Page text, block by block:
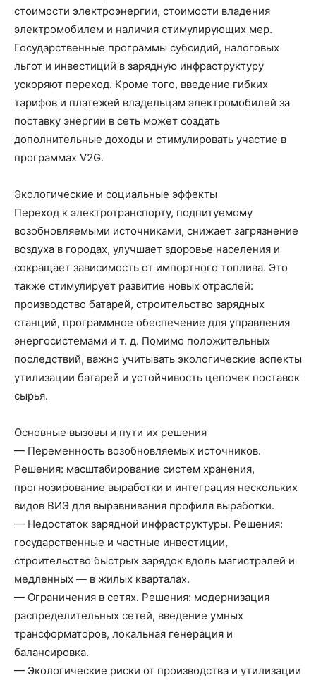
стоимости электроэнергии, стоимости владения
электромобилем и наличия стимулирующих мер.
Государственные программы субсидий, налоговых
льгот и инвестиций в зарядную инфраструктуру
ускоряют переход. Кроме того, введение гибких
тарифов и платежей владельцам электромобилей за
поставку энергии в сеть может создать
дополнительные доходы и стимулировать участие в
программах V2G.
Экологические и социальные эффекты
Переход к электротранспорту, подпитуемому
возобновляемыми источниками, снижает загрязнение
воздуха в городах, улучшает здоровье населения и
сокращает зависимость от импортного топлива. Это
также стимулирует развитие новых отраслей:
производство батарей, строительство зарядных
станций, программное обеспечение для управления
энергосистемами и т. д. Помимо положительных
последствий, важно учитывать экологические аспекты
утилизации батарей и устойчивость цепочек поставок
сырья.
Основные вызовы и пути их решения
— Переменность возобновляемых источников.
Решения: масштабирование систем хранения,
прогнозирование выработки и интеграция нескольких
видов ВИЭ для выравнивания профиля выработки.
— Недостаток зарядной инфраструктуры. Решения:
государственные и частные инвестиции,
строительство быстрых зарядок вдоль магистралей и
медленных — в жилых кварталах.
— Ограничения в сетях. Решения: модернизация
распределительных сетей, введение умных
трансформаторов, локальная генерация и
балансировка.
— Экологические риски от производства и утилизации